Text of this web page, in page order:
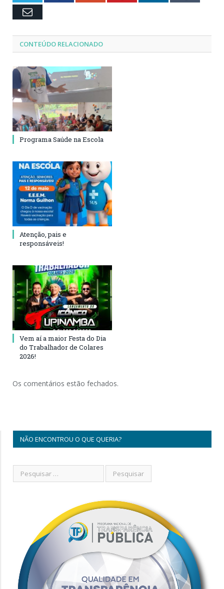
Email
CONTEÚDO RELACIONADO
Programa Saúde na Escola
Atenção, pais e
responsáveis!
Vem aí a maior Festa do Dia
do Trabalhador de Colares
2026!
Os comentários estão fechados.
NÃO ENCONTROU O QUE QUERIA?